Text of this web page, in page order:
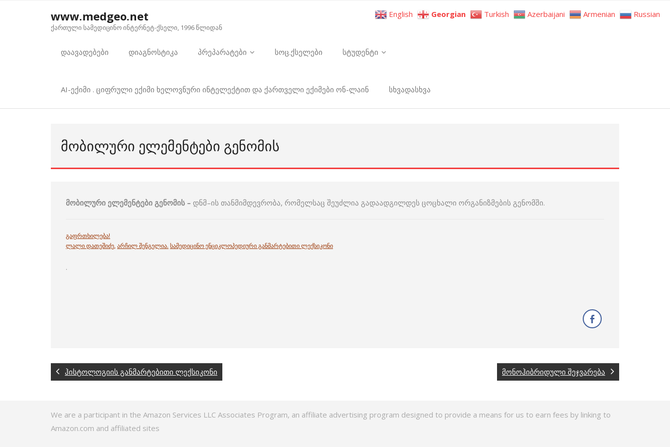
www.medgeo.net
ქართული სამედიცინო ინტერნეტ-ქსელი, 1996 წლიდან
დაავადებები დიაგნოსტიკა პრეპარატები სოც.ქსელები სტუდენტი
AI-ექიმი . ციფრული ექიმი ხელოვნური ინტელექტით და ქართველი ექიმები ონ-ლაინ სხვადასხვა
ᲛᲝᲑᲘᲚᲣᲠᲘ ᲔᲚᲔᲛᲔᲜᲢᲔᲑᲘ ᲒᲔᲜᲝᲛᲘᲡ
მობილური ელემენტები გენომის – დნმ–ის თანმიმდევრობა, რომელსაც შეუძლია გადაადგილდეს ცოცხალი ორგანიზმების გენომში.
გაფრთხილება!
ლალი დათეშიძე,არჩილ შენგელია. სამედიცინო ენციკლოპედიური განმარტებითი ლექსიკონი
.
ჰისტოლოგიის განმარტებითი ლექსიკონი მონოჰიბრიდული შეჯვარება
We are a participant in the Amazon Services LLC Associates Program, an affiliate advertising program designed to provide a means for us to earn fees by linking to
Amazon.com and affiliated sites
English Georgian Turkish Azerbaijani Armenian Russian